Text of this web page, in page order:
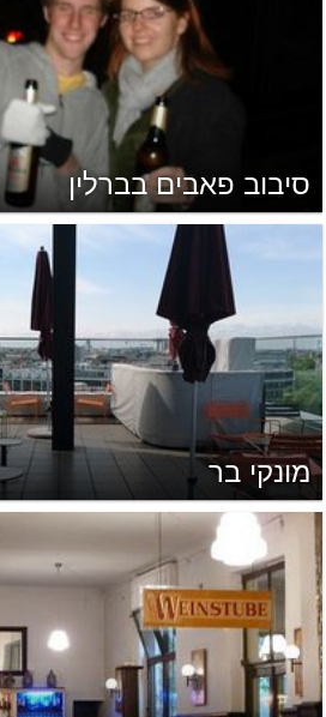
סיבוב פאבים בברלין
מונקי בר